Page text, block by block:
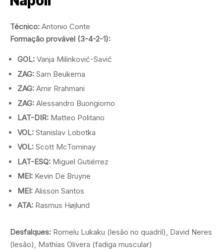
Técnico: Antonio Conte
Formação provável (3-4-2-1):
GOL: Vanja Milinković-Savić
ZAG: Sam Beukema
ZAG: Amir Rrahmani
ZAG: Alessandro Buongiorno
LAT-DIR: Matteo Politano
VOL: Stanislav Lobotka
VOL: Scott McTominay
LAT-ESQ: Miguel Gutiérrez
MEI: Kevin De Bruyne
MEI: Alisson Santos
ATA: Rasmus Højlund
Desfalques: Romelu Lukaku (lesão no quadril), David Neres
(lesão), Mathías Olivera (fadiga muscular)